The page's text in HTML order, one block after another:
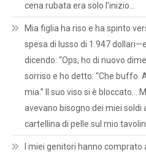
cena rubata era solo l’inizio…
Mia figlia ha riso e ha spinto
spesa di lusso di 1.947
dicendo: “Ops, ho di nuovo
sorriso e ho detto: “Che buffo.
mia.” Il suo viso si è bloccato…
avevano bisogno dei miei soldi
cartellina di pelle sul mio
I miei genitori hanno